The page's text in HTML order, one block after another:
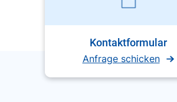
Kontaktformular
Anfrage schicken